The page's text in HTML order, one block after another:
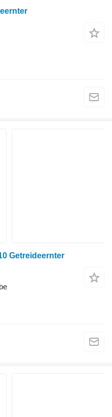
Getreideernter